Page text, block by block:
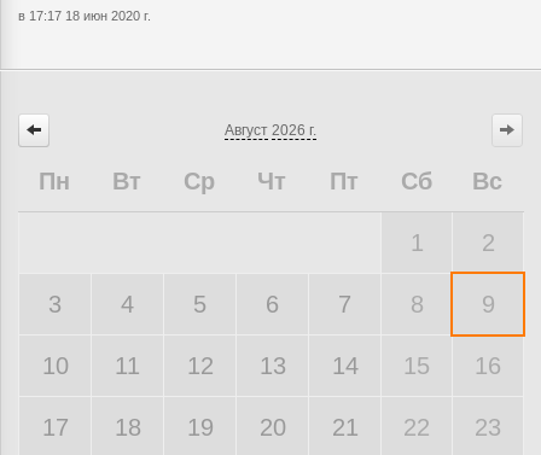
в 17:17 18 июн 2020 г.
Август 2026 г.
Пн Вт Ср Чт Пт Сб Вс
1 2
3 4 5 6 7 8 9
10 11 12 13 14 15 16
17 18 19 20 21 22 23